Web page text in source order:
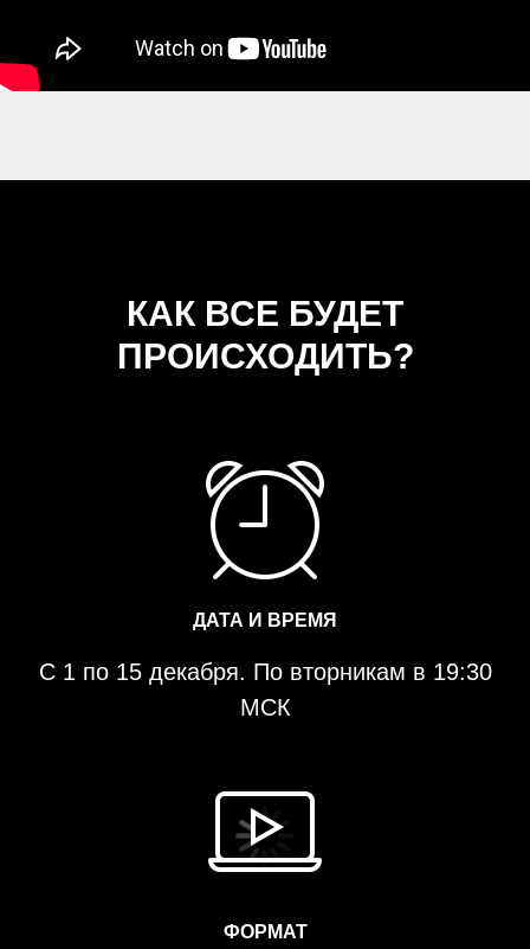
КАК ВСЕ БУДЕТ
ПРОИСХОДИТЬ?
ДАТА И ВРЕМЯ
С 1 по 15 декабря. По вторникам в 19:30
МСК
ФОРМАТ